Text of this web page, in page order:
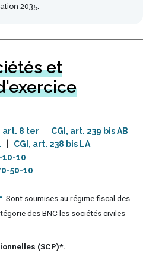
2035.
et
art. 8 ter
CGI, art. 239 bis AB
CGI, art. 238 bis LA
10-10
50-10
Sont soumises au régime fiscal des
des BNC les sociétés civiles
(SCP)*.